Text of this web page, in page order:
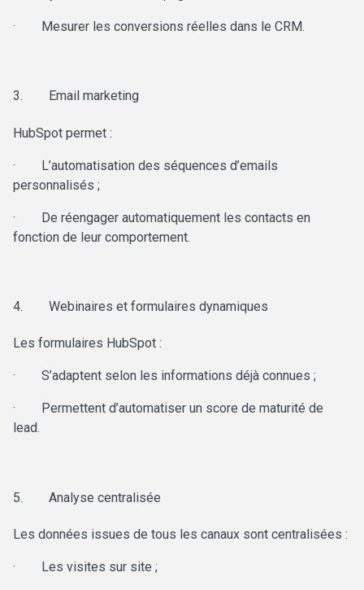
· Mesurer les conversions réelles dans le CRM.
3. Email marketing
HubSpot permet :
· L’automatisation des séquences d’emails
personnalisés ;
· De réengager automatiquement les contacts en
fonction de leur comportement.
4. Webinaires et formulaires dynamiques
Les formulaires HubSpot :
· S’adaptent selon les informations déjà connues ;
· Permettent d’automatiser un score de maturité de
lead.
5. Analyse centralisée
Les données issues de tous les canaux sont centralisées :
· Les visites sur site ;